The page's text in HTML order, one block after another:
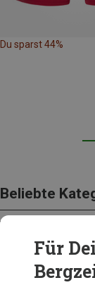
Du sparst 44%
Beliebte
Für